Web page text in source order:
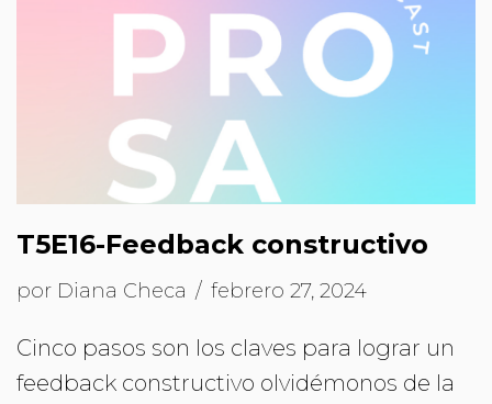
T5E16-Feedback constructivo
por Diana Checa febrero 27, 2024
Cinco pasos son los claves para lograr un
feedback constructivo olvidémonos de la